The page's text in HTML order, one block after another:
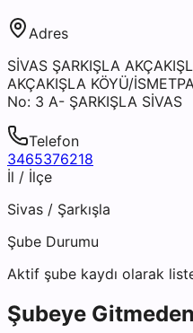
Adres
SİVAS ŞARKIŞLA
AKÇAKIŞLA KÖYÜ/
No: 3 A- ŞARKIŞLA SİVAS
Telefon
3465376218
İl / İlçe
Sivas / Şarkışla
Şube Durumu
Aktif şube kaydı olarak
Şubeye